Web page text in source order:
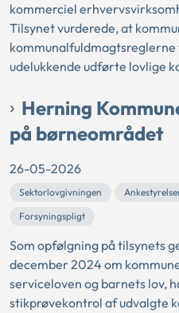
kommerciel
Tilsynet vurderede, at
kommunalfuldmagtsreglerne
udelukkende udførte lovlige
Herning
på børneområdet
26-05-2026
Sektorlovgivningen
Forsyningspligt
Som opfølgning på tilsynets
december 2024 om
serviceloven og barnets lov,
stikprøvekontrol af udvalgte